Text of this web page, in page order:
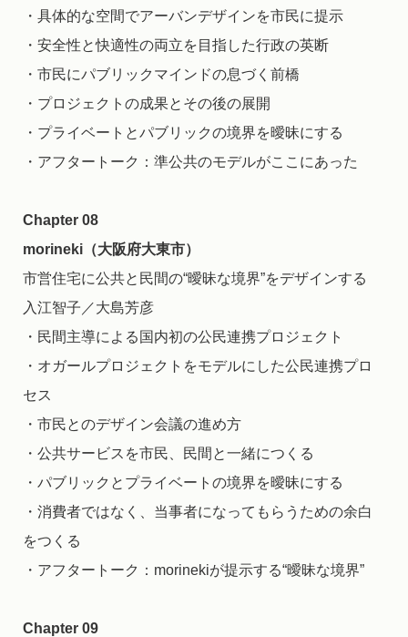
・具体的な空間でアーバンデザインを市民に提示
・安全性と快適性の両立を目指した行政の英断
・市民にパブリックマインドの息づく前橋
・プロジェクトの成果とその後の展開
・プライベートとパブリックの境界を曖昧にする
・アフタートーク：準公共のモデルがここにあった
Chapter 08
morineki（大阪府大東市）
市営住宅に公共と民間の“曖昧な境界”をデザインする
入江智子／大島芳彦
・民間主導による国内初の公民連携プロジェクト
・オガールプロジェクトをモデルにした公民連携プロ
セス
・市民とのデザイン会議の進め方
・公共サービスを市民、民間と一緒につくる
・パブリックとプライベートの境界を曖昧にする
・消費者ではなく、当事者になってもらうための余白
をつくる
・アフタートーク：morinekiが提示する“曖昧な境界”
Chapter 09